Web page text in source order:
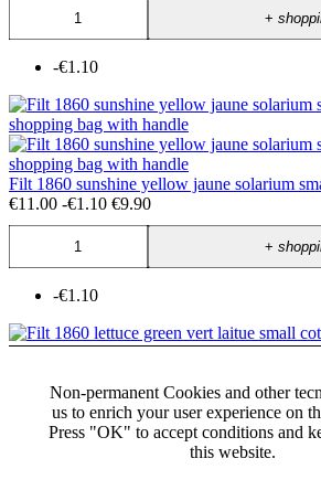
Non-permanent Cookies and other
us to enrich your user experience on
Press "OK" to accept conditions and
this website.
+
-€1.10
Filt 1860 sunshine yellow jaune solarium
€11.00 -€1.10 €9.90
+
-€1.10
Filt 1860 lettuce green vert laitue small
€11.00 -€1.10 €9.90